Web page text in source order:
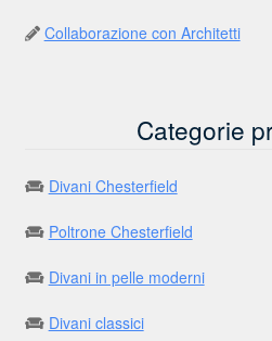
Collaborazione con Architetti
Categorie
Divani Chesterfield
Poltrone Chesterfield
Divani in pelle moderni
Divani classici